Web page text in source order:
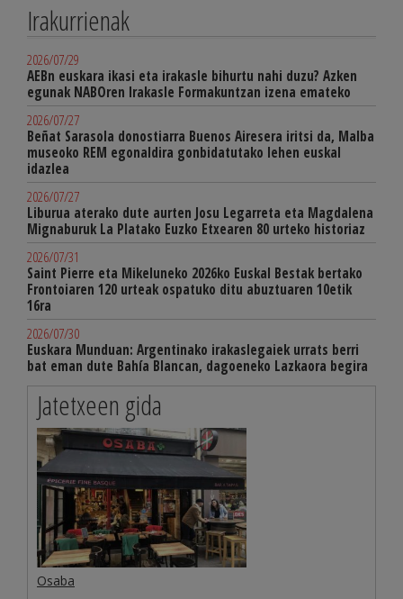
Irakurrienak
2026/07/29
AEBn euskara ikasi eta irakasle bihurtu nahi duzu? Azken
egunak NABOren Irakasle Formakuntzan izena emateko
2026/07/27
Beñat Sarasola donostiarra Buenos Airesera iritsi da, Malba
museoko REM egonaldira gonbidatutako lehen euskal
idazlea
2026/07/27
Liburua aterako dute aurten Josu Legarreta eta Magdalena
Mignaburuk La Platako Euzko Etxearen 80 urteko historiaz
2026/07/31
Saint Pierre eta Mikeluneko 2026ko Euskal Bestak bertako
Frontoiaren 120 urteak ospatuko ditu abuztuaren 10etik
16ra
2026/07/30
Euskara Munduan: Argentinako irakaslegaiek urrats berri
bat eman dute Bahía Blancan, dagoeneko Lazkaora begira
Jatetxeen gida
Osaba